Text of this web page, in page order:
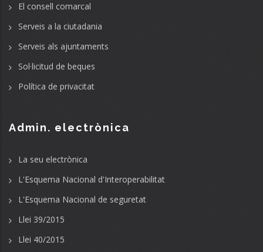
El consell comarcal
Serveis a la ciutadania
Serveis als ajuntaments
Sol·licitud de beques
Política de privacitat
Admin. electrònica
La seu electrònica
L'Esquema Nacional d'Interoperabilitat
L'Esquema Nacional de seguretat
Llei 39/2015
Llei 40/2015